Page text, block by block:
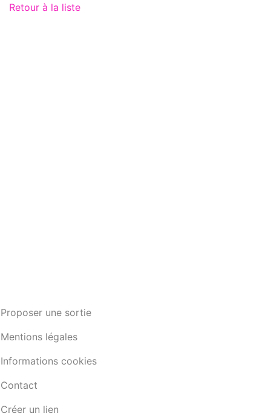
Retour à la liste
Proposer une sortie
Mentions légales
Informations cookies
Contact
Créer un lien